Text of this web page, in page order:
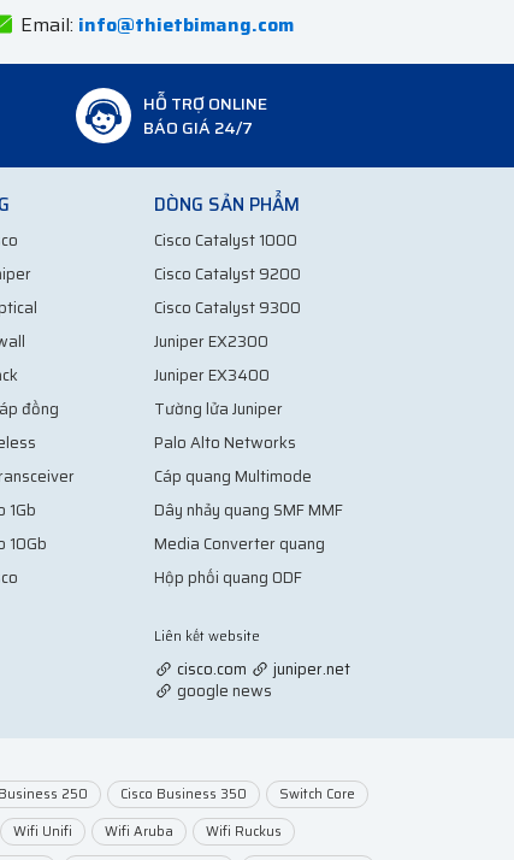
Email: info@thietbimang.com
HỖ TRỢ ONLINE
BÁO GIÁ 24/7
đồng
1Gb
10Gb
DÒNG SẢN PHẨM
Cisco Catalyst 1000
Cisco Catalyst 9200
Cisco Catalyst 9300
Juniper EX2300
Juniper EX3400
Tường lửa Juniper
Palo Alto Networks
Cáp quang Multimode
Dây nhảy quang SMF MMF
Media Converter quang
Hộp phối quang ODF
Liên kết website
cisco.com
juniper.net
google news
250 Cisco Business 350
Switch Core
Wifi Unifi Wifi Aruba
Wifi Ruckus